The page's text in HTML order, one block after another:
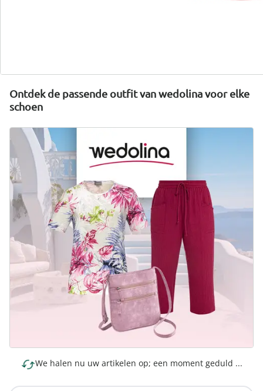
Ontdek de passende outfit van wedolina voor elke
schoen
We halen nu uw artikelen op; een moment geduld ...